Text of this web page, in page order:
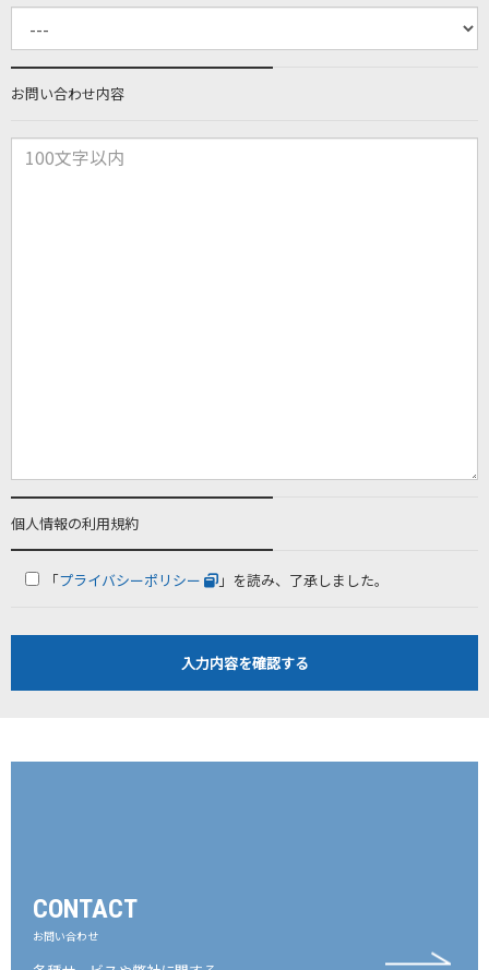
お問い合わせ内容
個人情報の利用規約
「プライバシーポリシー 」を読み、了承しました。
CONTACT
お問い合わせ